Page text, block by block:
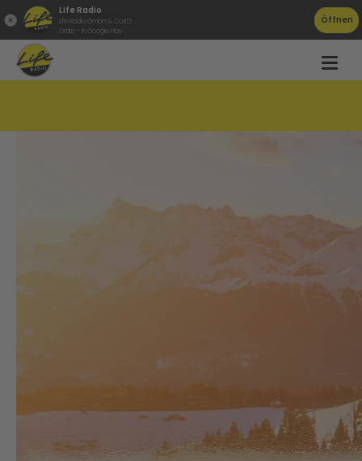
Life Radio
Life Radio GmbH & Co.KG
Gratis - in Google Play
Öffnen